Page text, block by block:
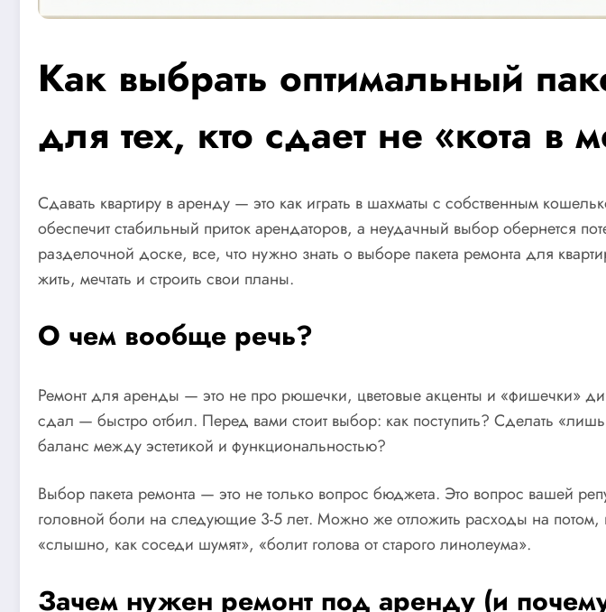
Как выбрать оптимальный
для тех, кто сдает не «кота в
Сдавать квартиру в аренду — это как играть в шахматы с собственным
обеспечит стабильный приток арендаторов, а неудачный выбор обернется
разделочной доске, все, что нужно знать о выборе пакета ремонта для
жить, мечтать и строить свои планы.
О чем вообще речь?
Ремонт для аренды — это не про рюшечки, цветовые акценты и «фишечки»
сдал — быстро отбил. Перед вами стоит выбор: как поступить? Сделать
баланс между эстетикой и функциональностью?
Выбор пакета ремонта — это не только вопрос бюджета. Это вопрос вашей
головной боли на следующие 3-5 лет. Можно же отложить расходы на потом,
«слышно, как соседи шумят», «болит голова от старого линолеума».
Зачем нужен ремонт под аренду (и